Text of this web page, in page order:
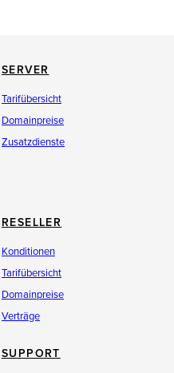
SERVER
Tarifübersicht
Domainpreise
Zusatzdienste
RESELLER
Konditionen
Tarifübersicht
Domainpreise
Verträge
SUPPORT